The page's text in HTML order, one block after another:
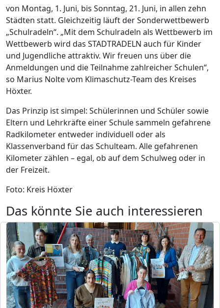
von Montag, 1. Juni, bis Sonntag, 21. Juni, in allen zehn
Städten statt. Gleichzeitig läuft der Sonderwettbewerb
„Schulradeln“. „Mit dem Schulradeln als Wettbewerb im
Wettbewerb wird das STADTRADELN auch für Kinder
und Jugendliche attraktiv. Wir freuen uns über die
Anmeldungen und die Teilnahme zahlreicher Schulen“,
so Marius Nolte vom Klimaschutz-Team des Kreises
Höxter.
Das Prinzip ist simpel: Schülerinnen und Schüler sowie
Eltern und Lehrkräfte einer Schule sammeln gefahrene
Radkilometer entweder individuell oder als
Klassenverband für das Schulteam. Alle gefahrenen
Kilometer zählen – egal, ob auf dem Schulweg oder in
der Freizeit.
Foto: Kreis Höxter
Das könnte Sie auch interessieren